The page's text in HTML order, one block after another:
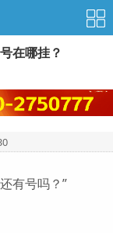
在哪挂？
有号吗？”